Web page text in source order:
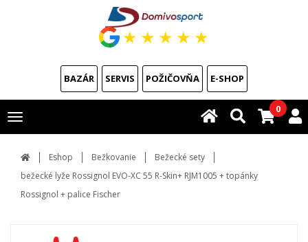
★ ★ ★ ★ ★
BAZÁR SERVIS POŽIČOVŇA E-SHOP
Toggle
navigation
0
Eshop Bežkovanie
Bežecké sety
bežecké lyže Rossignol EVO-XC 55 R-Skin+ RJM1005 + topánky
Rossignol + palice Fischer